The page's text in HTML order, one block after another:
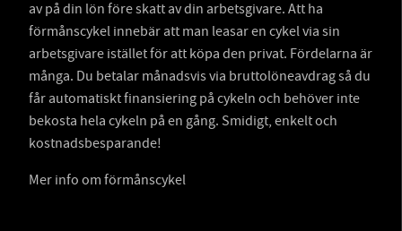
av på din lön före skatt av din arbetsgivare. Att ha
förmånscykel innebär att man leasar en cykel via sin
arbetsgivare istället för att köpa den privat. Fördelarna är
många. Du betalar månadsvis via bruttolöneavdrag så du
får automatiskt finansiering på cykeln och behöver inte
bekosta hela cykeln på en gång. Smidigt, enkelt och
kostnadsbesparande!
Mer info om förmånscykel